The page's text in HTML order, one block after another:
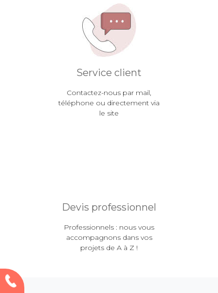
Service client
Contactez-nous par mail,
téléphone ou directement via
le site
Devis professionnel
Professionnels : nous vous
accompagnons dans vos
projets de A à Z !